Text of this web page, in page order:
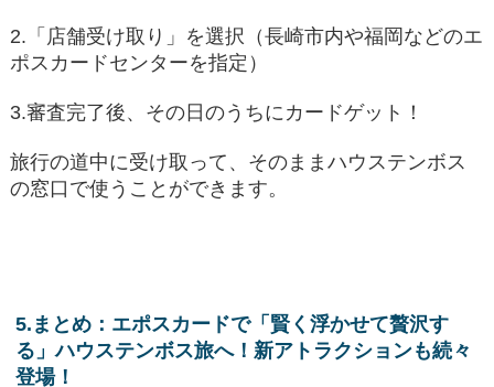
2.「店舗受け取り」を選択（長崎市内や福岡などのエ
ポスカードセンターを指定）
3.審査完了後、その日のうちにカードゲット！
旅行の道中に受け取って、そのままハウステンボス
の窓口で使うことができます。
5.まとめ：エポスカードで「賢く浮かせて贅沢す
る」ハウステンボス旅へ！新アトラクションも続々
登場！